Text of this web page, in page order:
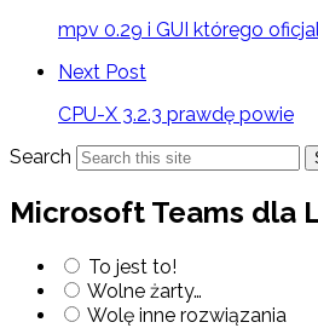
mpv 0.29 i GUI którego
Next Post
CPU-X 3.2.3 prawdę powie
Search
Microsoft Teams dla
To jest to!
Wolne żarty…
Wolę inne rozwiązania